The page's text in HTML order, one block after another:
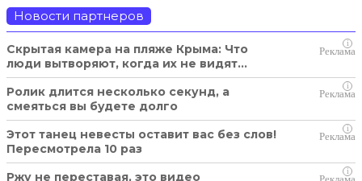
Новости партнеров
i
Скрытая камера на пляже Крыма: Что
люди вытворяют, когда их не видят...
i
Ролик длится несколько секунд, а
смеяться вы будете долго
i
Этот танец невесты оставит вас без слов!
Пересмотрела 10 раз
i
Ржу не переставая, это видео